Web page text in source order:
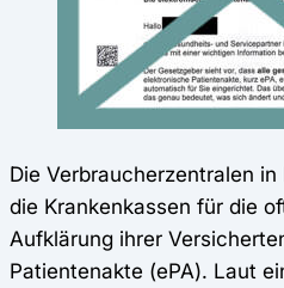
Die Verbraucherzentralen
die Krankenkassen für die
Aufklärung ihrer
Patientenakte (ePA). Laut